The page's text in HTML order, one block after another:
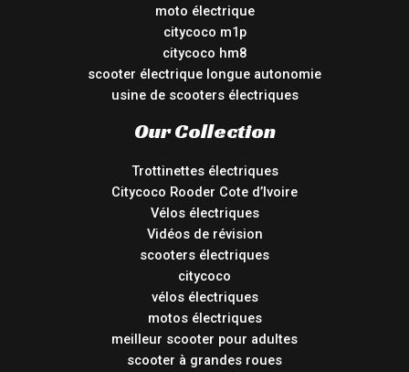
moto électrique
citycoco m1p
citycoco hm8
scooter électrique longue autonomie
usine de scooters électriques
Our Collection
Trottinettes électriques
Citycoco Rooder Cote d’Ivoire
Vélos électriques
Vidéos de révision
scooters électriques
citycoco
vélos électriques
motos électriques
meilleur scooter pour adultes
scooter à grandes roues